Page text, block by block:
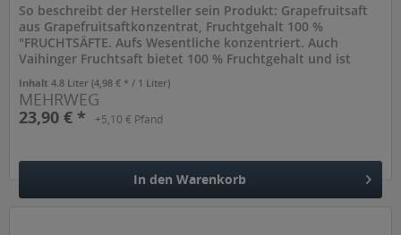
So beschreibt der Hersteller sein Produkt: Grapefruitsaft
aus Grapefruitsaftkonzentrat, Fruchtgehalt 100 %
"FRUCHTSÄFTE. Aufs Wesentliche konzentriert. Auch
Vaihinger Fruchtsaft bietet 100 % Fruchtgehalt und ist
Inhalt4.8 Liter(4,98 € * / 1 Liter)
MEHRWEG
23,90 € *
+5,10 € Pfand
In den Warenkorb